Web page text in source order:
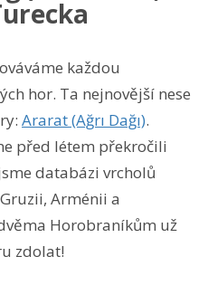
každou
hor. Ta nejnovější nese
Ararat (Ağrı Dağı).
před létem překročili
databázi vrcholů
Arménii a
Horobraníkům už
zdolat!